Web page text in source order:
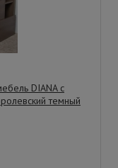
DIANA с
темный